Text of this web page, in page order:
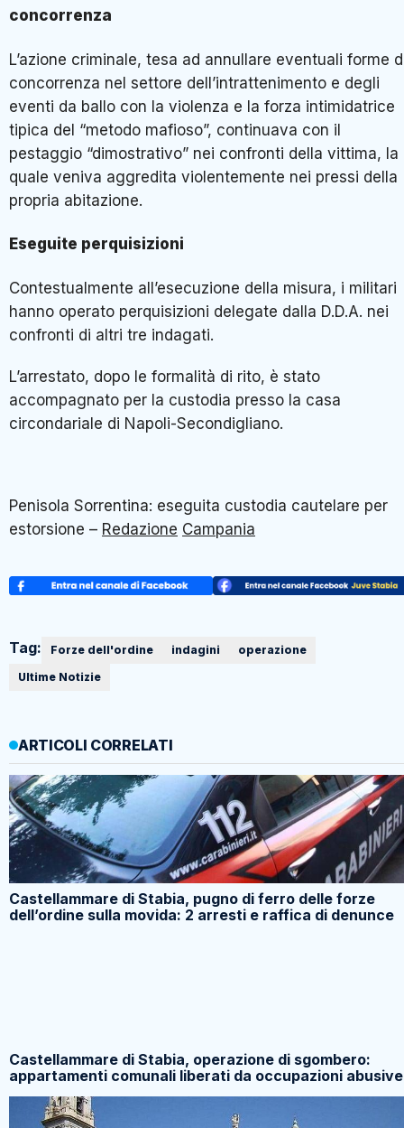
concorrenza
L’azione criminale, tesa ad annullare eventuali forme
concorrenza nel settore dell’intrattenimento e degli
eventi da ballo con la violenza e la forza intimidatrice
tipica del “metodo mafioso”, continuava con il
pestaggio “dimostrativo” nei confronti della vittima, la
quale veniva aggredita violentemente nei pressi della
propria abitazione.
Eseguite perquisizioni
Contestualmente all’esecuzione della misura, i militari
hanno operato perquisizioni delegate dalla D.D.A. nei
confronti di altri tre indagati.
L’arrestato, dopo le formalità di rito, è stato
accompagnato per la custodia presso la casa
circondariale di Napoli-Secondigliano.
Penisola Sorrentina: eseguita custodia cautelare per
estorsione – Redazione Campania
Tag: Forze dell'ordine indagini
operazione
Ultime Notizie
ARTICOLI CORRELATI
Castellammare di Stabia, pugno di ferro delle forze
dell’ordine sulla movida: 2 arresti e raffica di denunce
Castellammare di Stabia, operazione di sgombero:
appartamenti comunali liberati da occupazioni abusive